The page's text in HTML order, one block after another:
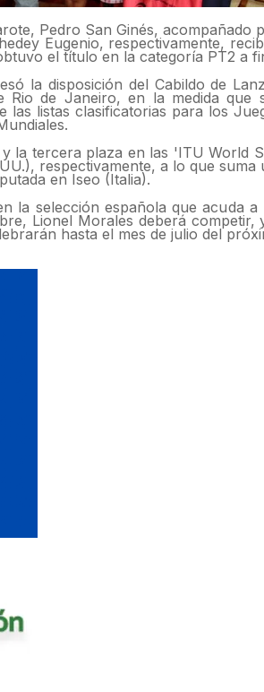
Pedro San Ginés,
Eugenio, respectivamente,
el título en la categoría PT2 a
la disposición del Cabildo de
Rio de Janeiro, en la medida
las listas clasificatorias para los
la tercera plaza en las 'ITU World
respectivamente, a lo que
en Iseo (Italia).
la selección española que acuda
Lionel Morales deberá
hasta el mes de julio del